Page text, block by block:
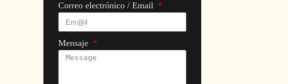
Correo electrónico / Email
Mensaje